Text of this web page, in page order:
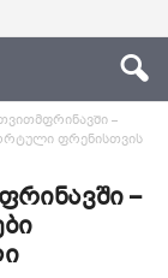
–
ფრენისთვის
–